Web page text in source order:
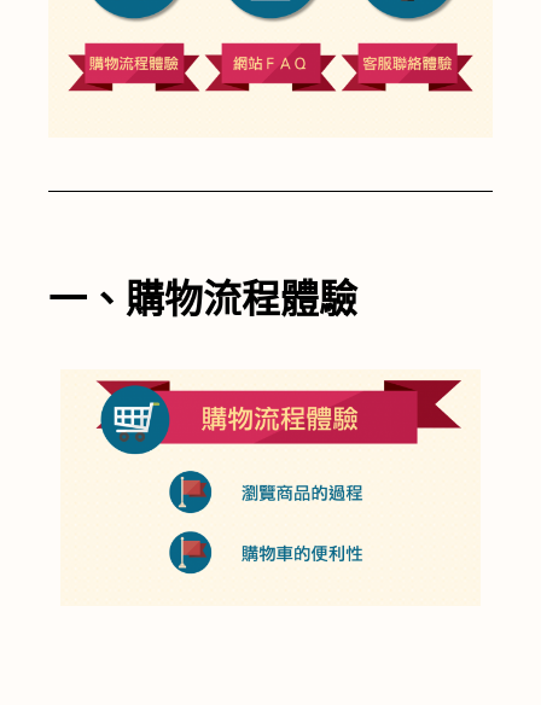
一、購物流程體驗